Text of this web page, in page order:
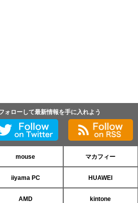
ォローして最新情報を手に入れよう
mouse マカフィー
iiyama PC HUAWEI
AMD kintone